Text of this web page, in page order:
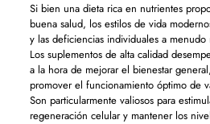
Si bien una dieta rica en nutrientes
buena salud, los estilos de vida
y las deficiencias individuales a
Los suplementos de alta calidad
a la hora de mejorar el bienestar
promover el funcionamiento óptimo de
Son particularmente valiosos para
regeneración celular y mantener los